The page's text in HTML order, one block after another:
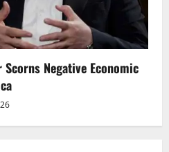
Negative Economic